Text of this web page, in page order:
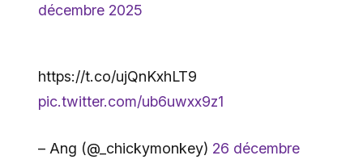
décembre 2025
https://t.co/ujQnKxhLT9
pic.twitter.com/ub6uwxx9z1
– Ang (@_chickymonkey) 26 décembre